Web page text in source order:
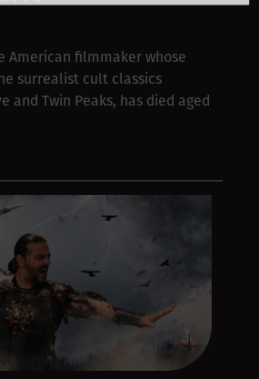
American filmmaker whose
surrealist cult classics
and Twin Peaks, has died aged